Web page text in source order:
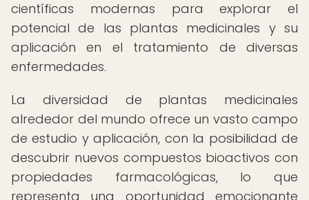
científicas modernas para explorar el
potencial de las plantas medicinales y su
aplicación en el tratamiento de diversas
enfermedades.
La diversidad de plantas medicinales
alrededor del mundo ofrece un vasto campo
de estudio y aplicación, con la posibilidad de
descubrir nuevos compuestos bioactivos con
propiedades farmacológicas, lo que
representa una oportunidad emocionante